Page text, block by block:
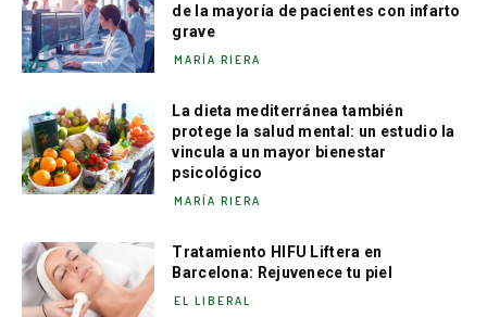
de la mayoría de pacientes con infarto
grave
MARÍA RIERA
La dieta mediterránea también
protege la salud mental: un estudio la
vincula a un mayor bienestar
psicológico
MARÍA RIERA
Tratamiento HIFU Liftera en
Barcelona: Rejuvenece tu piel
EL LIBERAL